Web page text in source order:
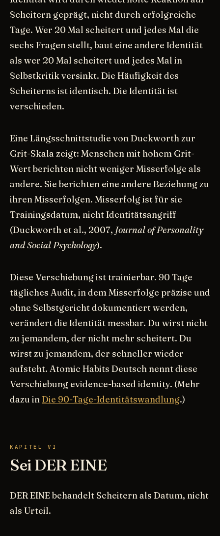
Scheitern geprägt, nicht durch erfolgreiche
Tage. Wer 20 Mal scheitert und jedes Mal die
sechs Fragen stellt, baut eine andere Identität
als wer 20 Mal scheitert und jedes Mal in
Selbstkritik versinkt. Die Häufigkeit des
Scheiterns ist identisch. Die Identität ist
verschieden.
Eine Längsschnittstudie von Duckworth zur
Grit-Skala zeigt: Menschen mit hohem Grit-
Wert berichten nicht weniger Misserfolge als
andere. Sie berichten eine andere Beziehung zu
ihren Misserfolgen. Misserfolg ist für sie
Trainingsdatum, nicht Identitätsangriff
(Duckworth et al., 2007, Journal of Personality
and Social Psychology).
Diese Verschiebung ist trainierbar. 90 Tage
tägliches Audit, in dem Misserfolge präzise und
ohne Selbstgericht dokumentiert werden,
verändert die Identität messbar. Du wirst nicht
zu jemandem, der nicht mehr scheitert. Du
wirst zu jemandem, der schneller wieder
aufsteht. Atomic Habits Deutsch nennt diese
Verschiebung evidence-based identity. (Mehr
dazu inDie 90-Tage-Identitätswandlung.)
KAPITEL VI
Sei DER EINE
DER EINE behandelt Scheitern als Datum, nicht
als Urteil.